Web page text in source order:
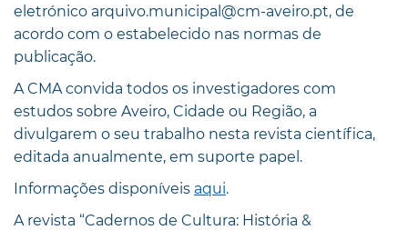
eletrónico arquivo.municipal@cm-aveiro.pt, de
acordo com o estabelecido nas normas de
publicação.
A CMA convida todos os investigadores com
estudos sobre Aveiro, Cidade ou Região, a
divulgarem o seu trabalho nesta revista científica,
editada anualmente, em suporte papel.
Informações disponíveis aqui.
A revista “Cadernos de Cultura: História &